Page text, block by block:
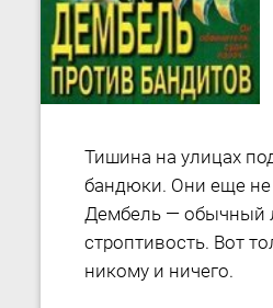
Тишина на улицах
бандюки. Они еще не
Дембель — обычный
строптивость. Вот
никому и ничего.